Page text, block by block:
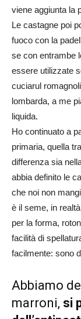
viene aggiunta la
Le castagne poi
fuoco con la
se con entrambe
essere utilizzate
cuciarul
lombarda, a me
liquida.
Ho continuato a
primaria, quella
differenza sia
abbia definito le
che noi non
è il seme, in
per la forma,
facilità di
facilmente: sono
Abbiamo
marroni, si